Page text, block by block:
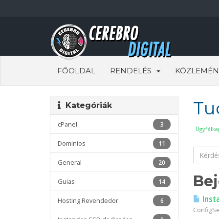
FŐOLDAL RENDELÉS
Kategóriák
3
cPanel
11
Dominios
20
General
14
Guias
6
Hosting Revendedor